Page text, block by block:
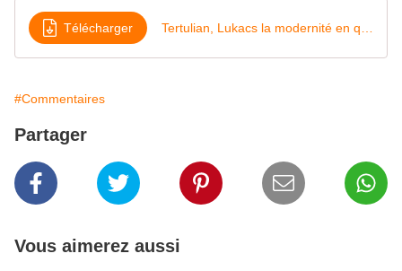
Télécharger
#Commentaires
Partager
Vous aimerez aussi